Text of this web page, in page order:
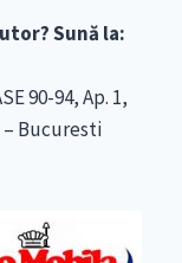
Sună la:
90-94, Ap. 1,
Bucuresti